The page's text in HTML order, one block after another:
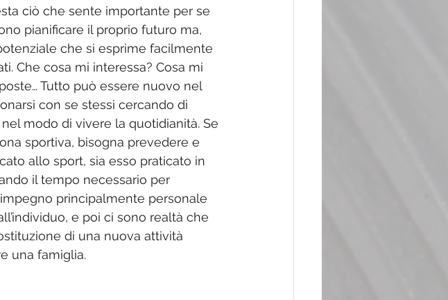
ciò che sente importante per se
pianificare il proprio futuro ma,
che si esprime facilmente
Che cosa mi interessa? Cosa mi
Tutto può essere nuovo nel
con se stessi cercando di
modo di vivere la quotidianità. Se
sportiva, bisogna prevedere e
allo sport, sia esso praticato in
il tempo necessario per
principalmente personale
e poi ci sono realtà che
di una nuova attività
una famiglia.